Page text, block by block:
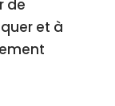
de
et à